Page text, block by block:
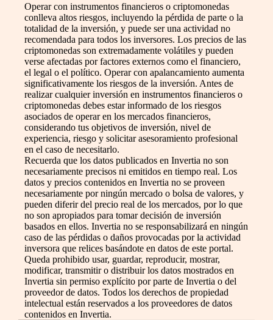
Operar con instrumentos financieros o criptomonedas
conlleva altos riesgos, incluyendo la pérdida de parte o la
totalidad de la inversión, y puede ser una actividad no
recomendada para todos los inversores. Los precios de las
criptomonedas son extremadamente volátiles y pueden
verse afectadas por factores externos como el financiero,
el legal o el político. Operar con apalancamiento aumenta
significativamente los riesgos de la inversión. Antes de
realizar cualquier inversión en instrumentos financieros o
criptomonedas debes estar informado de los riesgos
asociados de operar en los mercados financieros,
considerando tus objetivos de inversión, nivel de
experiencia, riesgo y solicitar asesoramiento profesional
en el caso de necesitarlo.
Recuerda que los datos publicados en Invertia no son
necesariamente precisos ni emitidos en tiempo real. Los
datos y precios contenidos en Invertia no se proveen
necesariamente por ningún mercado o bolsa de valores, y
pueden diferir del precio real de los mercados, por lo que
no son apropiados para tomar decisión de inversión
basados en ellos. Invertia no se responsabilizará en ningún
caso de las pérdidas o daños provocadas por la actividad
inversora que relices basándote en datos de este portal.
Queda prohibido usar, guardar, reproducir, mostrar,
modificar, transmitir o distribuir los datos mostrados en
Invertia sin permiso explícito por parte de Invertia o del
proveedor de datos. Todos los derechos de propiedad
intelectual están reservados a los proveedores de datos
contenidos en Invertia.